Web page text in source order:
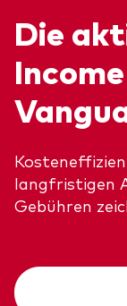
Die
langfristigen
Gebühren